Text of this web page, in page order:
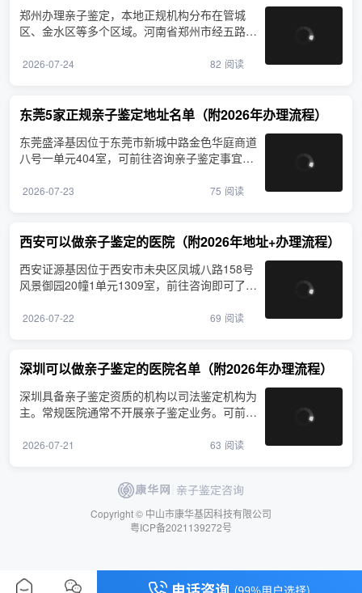
郑州办理亲子鉴定，本地正规机构分布在管城
区、金水区等多个区域。河南省郑州市经五路2
2026-07-24 82 阅读
东莞5家正规亲子鉴定地址名单（附2026年办理流程）
东莞盛泽基因位于东莞市新城中路金色华庭商道
八号一单元404室，可前往咨询亲子鉴定事宜。
2026-07-23 75 阅读
西安可以做亲子鉴定的医院（附2026年地址+办理流程）
西安证源基因位于西安市未央区凤城八路158号
风景御园20幢1单元1309室，前往咨询即可了解
2026-07-22 69 阅读
深圳可以做亲子鉴定的医院名单（附2026年办理流程）
深圳具备亲子鉴定资质的机构以司法鉴定机构为
主。常规医院通常不开展亲子鉴定业务。可前往
2026-07-21 63 阅读
Copyright © 中山市康华基因科技有限公司
粤ICP备2021139272号